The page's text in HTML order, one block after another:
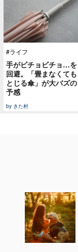
#ライフ
手がビチョビチョ…を
回避。「畳まなくても
とじる傘」が大バズの
予感
by きた村